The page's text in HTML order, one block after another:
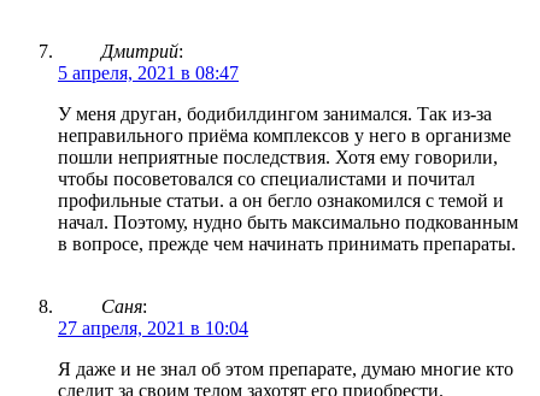
Дмитрий:
5 апреля, 2021 в 08:47
У меня друган, бодибилдингом занимался. Так из-за
неправильного приёма комплексов у него в организме
пошли неприятные последствия. Хотя ему говорили,
чтобы посоветовался со специалистами и почитал
профильные статьи. а он бегло ознакомился с темой и
начал. Поэтому, нудно быть максимально подкованным
в вопросе, прежде чем начинать принимать препараты.
Саня:
27 апреля, 2021 в 10:04
Я даже и не знал об этом препарате, думаю многие кто
следит за своим телом захотят его приобрести.